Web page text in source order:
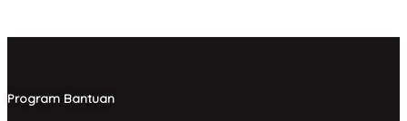
Program Bantuan